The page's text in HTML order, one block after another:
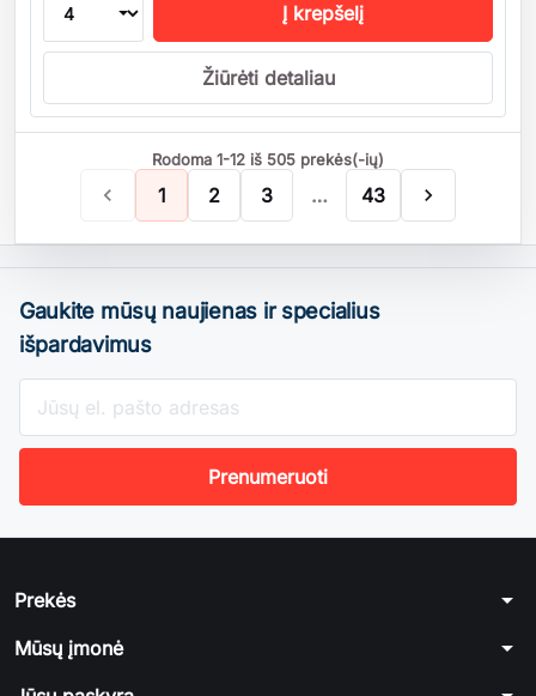
Į krepšelį
Žiūrėti detaliau
Rodoma 1-12 iš 505 prekės(-ių)
 1 2 3 … 43 
Gaukite mūsų naujienas ir specialius
išpardavimus
Prekės arrow_drop_down
Mūsų įmonė arrow_drop_down